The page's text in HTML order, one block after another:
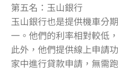
第五名：玉山銀行
玉山銀行也是提供機車分
一。他們的利率相對較低
此外，他們提供線上申請
家中進行貸款申請，無需